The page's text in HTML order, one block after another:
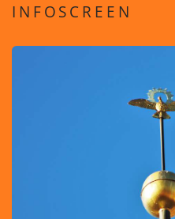
INFOSCREEN